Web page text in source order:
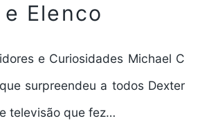
e Elenco
e Curiosidades Michael C
surpreendeu a todos Dexter
televisão que fez…